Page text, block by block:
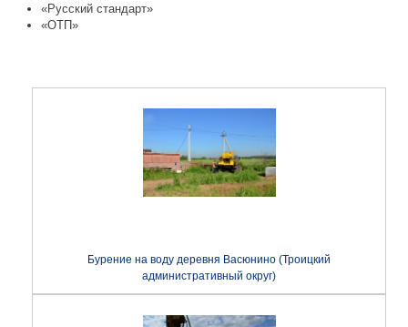
«Русский стандарт»
«ОТП»
Бурение на воду деревня Васюнино (Троицкий
административный округ)